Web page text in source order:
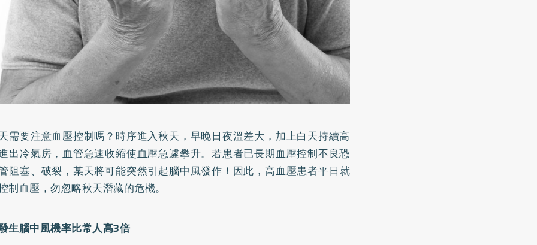
需要注意血壓控制嗎？時序進入秋天，早晚日夜溫差大，加上白天持續高
出冷氣房，血管急速收縮使血壓急遽攀升。若患者已長期血壓控制不良恐
阻塞、破裂，某天將可能突然引起腦中風發作！因此，高血壓患者平日就
制血壓，勿忽略秋天潛藏的危機。
生腦中風機率比常人高3倍